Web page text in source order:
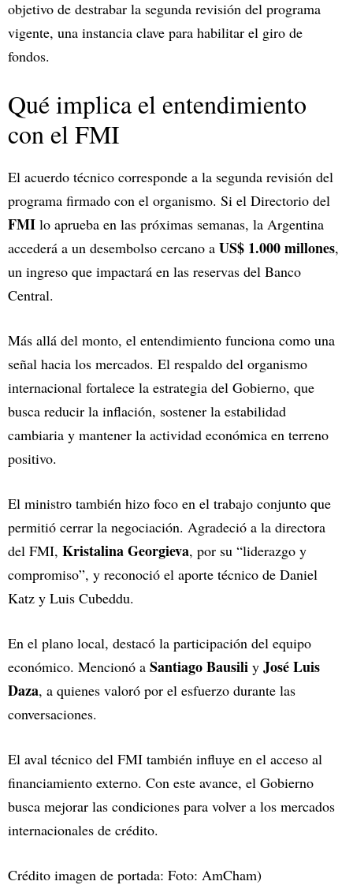
objetivo de destrabar la segunda revisión del programa
vigente, una instancia clave para habilitar el giro de
fondos.
Qué implica el entendimiento
con el FMI
El acuerdo técnico corresponde a la segunda revisión del
programa firmado con el organismo. Si el Directorio del
FMI lo aprueba en las próximas semanas, la Argentina
accederá a un desembolso cercano a US$ 1.000 millones,
un ingreso que impactará en las reservas del Banco
Central.
Más allá del monto, el entendimiento funciona como una
señal hacia los mercados. El respaldo del organismo
internacional fortalece la estrategia del Gobierno, que
busca reducir la inflación, sostener la estabilidad
cambiaria y mantener la actividad económica en terreno
positivo.
El ministro también hizo foco en el trabajo conjunto que
permitió cerrar la negociación. Agradeció a la directora
del FMI, Kristalina Georgieva, por su “liderazgo y
compromiso”, y reconoció el aporte técnico de Daniel
Katz y Luis Cubeddu.
En el plano local, destacó la participación del equipo
económico. Mencionó a Santiago Bausili y José Luis
Daza, a quienes valoró por el esfuerzo durante las
conversaciones.
El aval técnico del FMI también influye en el acceso al
financiamiento externo. Con este avance, el Gobierno
busca mejorar las condiciones para volver a los mercados
internacionales de crédito.
Crédito imagen de portada: Foto: AmCham)